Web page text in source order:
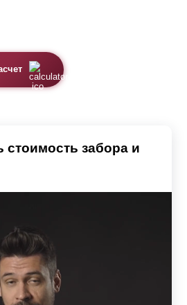
стоимость забора и